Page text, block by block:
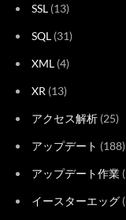
SSL (13)
SQL (31)
XML (4)
XR (13)
アクセス解析 (25)
アップデート (188)
アップデート作業
イースターエッグ